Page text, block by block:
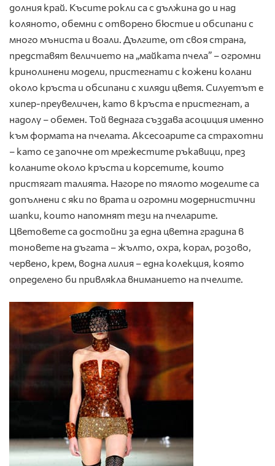
долния край. Късите рокли са с дължина до и над
коляното, обемни с отворено бюстие и обсипани с
много мъниста и воали. Дългите, от своя страна,
представят величието на „майката пчела” – огромни
кринолинени модели, пристегнати с кожени колани
около кръста и обсипани с хиляди цветя. Силуетът е
хипер-преувеличен, като в кръста е пристегнат, а
надолу – обемен. Той веднага създава асоциция именно
към формата на пчелата. Аксесоарите са страхотни
– като се започне от мрежестите ръкавици, през
коланите около кръста и корсетите, които
пристягат талията. Нагоре по тялото моделите са
допълнени с яки по врата и огромни модернистични
шапки, които напомнят тези на пчеларите.
Цветовете са достойни за една цветна градина в
тоновете на дъгата – жълто, охра, корал, розово,
червено, крем, водна лилия – една колекция, която
определено би привлякла вниманието на пчелите.